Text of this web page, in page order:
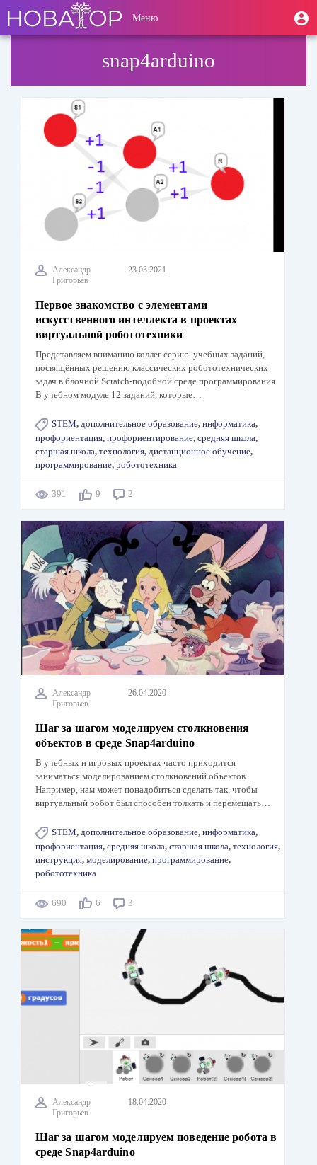
основному
User
account
Меню
snap4arduino
Александр
Григорьев
23.03.2021
Первое знакомство с элементами
искусственного интеллекта в проектах
виртуальной робототехники
Представляем вниманию коллег серию учебных заданий,
посвящённых решению классических робототехнических
задач в блочной Scratch-подобной среде программирования.
В учебном модуле 12 заданий, которые…
STEM, дополнительное образование, информатика,
профориентация, профориентирование, средняя школа,
старшая школа, технология, дистанционное обучение,
программирование, робототехника
391 9 2
Александр
Григорьев
26.04.2020
Шаг за шагом моделируем столкновения
объектов в среде Snap4arduino
В учебных и игровых проектах часто приходится
заниматься моделированием столкновений объектов.
Например, нам может понадобиться сделать так, чтобы
виртуальный робот был способен толкать и перемещать…
STEM, дополнительное образование, информатика,
профориентация, средняя школа, старшая школа, технология,
инструкция, моделирование, программирование,
робототехника
690 6 3
Александр
Григорьев
18.04.2020
Шаг за шагом моделируем поведение робота в
среде Snap4arduino